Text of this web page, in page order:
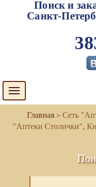
Поиск и
Санкт-
Toggle
navigation
Сеть
"Аптеки Столички",